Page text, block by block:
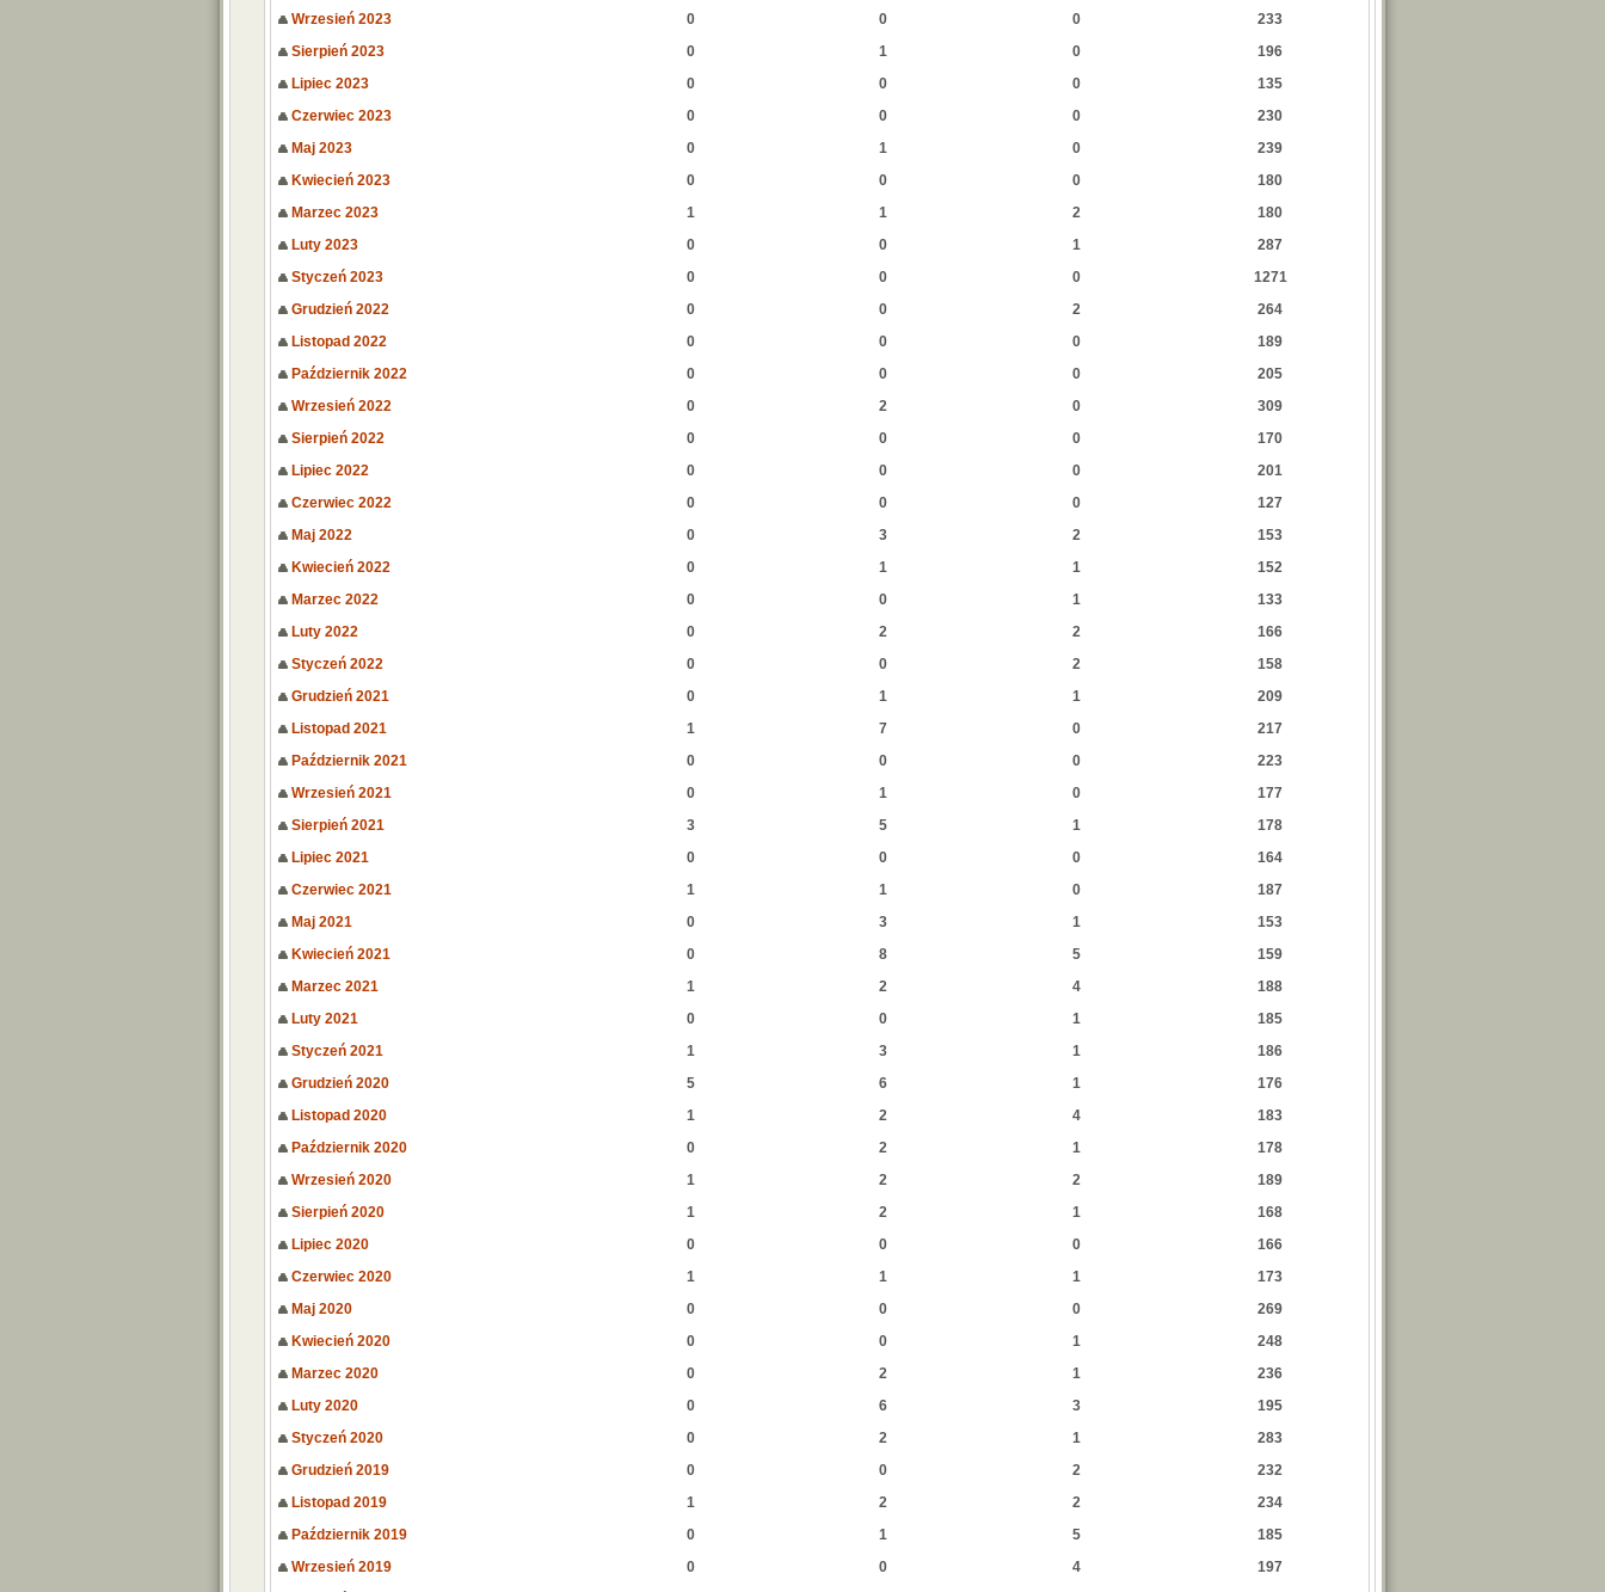
Wrzesień 2023
0 0 0
233
Sierpień 2023
0 1 0
196
Lipiec 2023
0 0 0
135
Czerwiec 2023
0 0 0
230
Maj 2023
0 1 0
239
Kwiecień 2023
0 0 0
180
Marzec 2023
1 1 2
180
Luty 2023
0 0 1
287
Styczeń 2023
0 0 0
1271
Grudzień 2022
0 0 2
264
Listopad 2022
0 0 0
189
Październik 2022
0 0 0
205
Wrzesień 2022
0 2 0
309
Sierpień 2022
0 0 0
170
Lipiec 2022
0 0 0
201
Czerwiec 2022
0 0 0
127
Maj 2022
0 3 2
153
Kwiecień 2022
0 1 1
152
Marzec 2022
0 0 1
133
Luty 2022
0 2 2
166
Styczeń 2022
0 0 2
158
Grudzień 2021
0 1 1
209
Listopad 2021
1 7 0
217
Październik 2021
0 0 0
223
Wrzesień 2021
0 1 0
177
Sierpień 2021
3 5 1
178
Lipiec 2021
0 0 0
164
Czerwiec 2021
1 1 0
187
Maj 2021
0 3 1
153
Kwiecień 2021
0 8 5
159
Marzec 2021
1 2 4
188
Luty 2021
0 0 1
185
Styczeń 2021
1 3 1
186
Grudzień 2020
5 6 1
176
Listopad 2020
1 2 4
183
Październik 2020
0 2 1
178
Wrzesień 2020
1 2 2
189
Sierpień 2020
1 2 1
168
Lipiec 2020
0 0 0
166
Czerwiec 2020
1 1 1
173
Maj 2020
0 0 0
269
Kwiecień 2020
0 0 1
248
Marzec 2020
0 2 1
236
Luty 2020
0 6 3
195
Styczeń 2020
0 2 1
283
Grudzień 2019
0 0 2
232
Listopad 2019
1 2 2
234
Październik 2019
0 1 5
185
Wrzesień 2019
0 0 4
197